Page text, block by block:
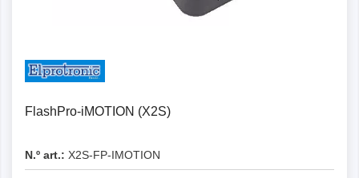
FlashPro-iMOTION (X2S)
N.º art.: X2S-FP-IMOTION